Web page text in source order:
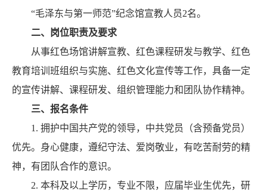
“毛泽东与第一师范”纪念馆宣教人员2名。
二、岗位职责及要求
从事红色场馆讲解宣教、红色课程研发与教学、红色
教育培训班组织与实施、红色文化宣传等工作，具备一定
的宣传讲解、课程研发、组织管理能力和团队协作精神。
三、报名条件
1. 拥护中国共产党的领导，中共党员（含预备党员）
优先。身心健康，遵纪守法、爱岗敬业，有吃苦耐劳的精
神，有团队合作的意识。
2. 本科及以上学历，专业不限，应届毕业生优先，研